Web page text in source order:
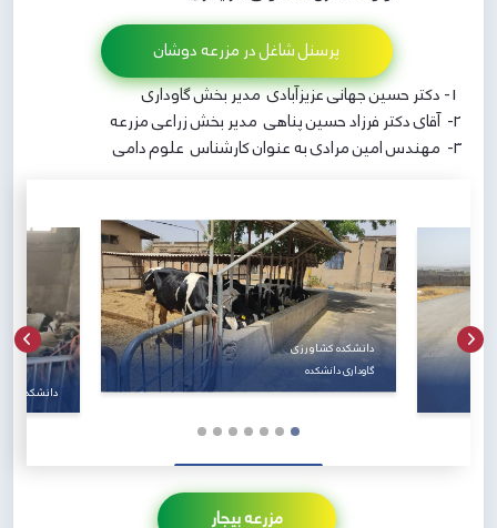
پرسنل شاغل در مزرعه دوشان
2- آقای دکتر فرزاد حسین پناهی مدیر بخش زراعی مزرعه
3- مهندس امین مرادی به عنوان کارشناس علوم دامی
دانشکده کشاورزی
گاوداری دانشکده
دانشکده
مزرعه بیجار